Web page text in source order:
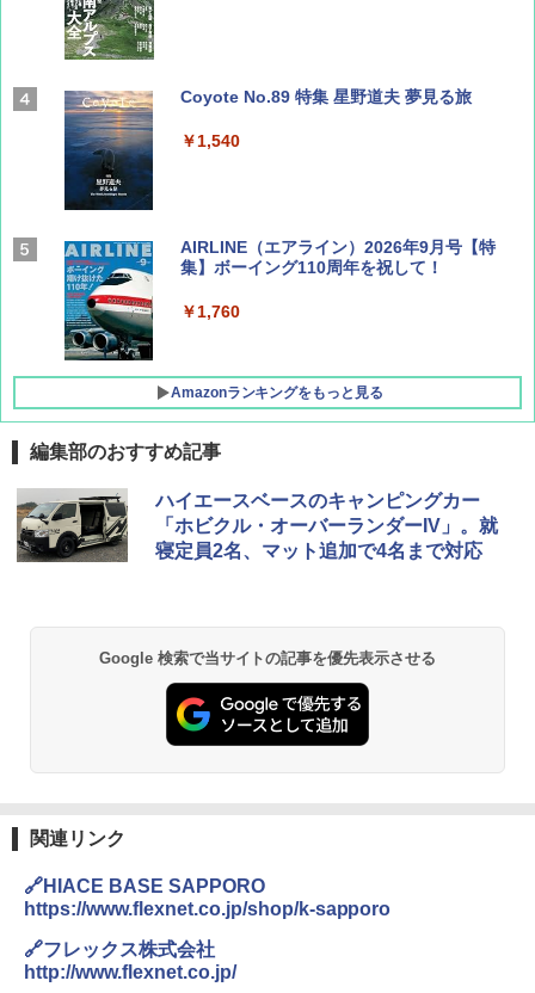
Coyote No.89 特集 星野道夫 夢見る旅
￥1,540
AIRLINE（エアライン）2026年9月号【特
集】ボーイング110周年を祝して！
￥1,760
Amazonランキングをもっと見る
D40 地球の歩き方 チェンマイ タイ北部の魅
力的な町 2026～2027 地球の歩き方D アジア
￥2,079
￥2,695
A26 地球の歩き方 チェコ ポーランド スロヴ
ァキア 2026～2027 地球の歩き方A ヨーロッ
パ
[キャンパーズコレクション 山善] ポップアッ
プテント 傘みたいに広げて畳める パッとサ
ッとサンシェード キューブ フルクローズ メ
ッシュ 簡単設置 ワンタッチテント キャンプ
PYKES PEAK (パイクスピーク) 着替えテン
ト プライバシー テント 【中が透けない】 1
人用 折りたたみ 防災グッズ 災害用トイレ ビ
ーチ ピクニック ポップアップテント 携帯 簡
ENDLESS BASE 《めざましテレビで紹介》
テント ワンタッチ RENEW 幅200 2-3人用 43
500002(89232)
￥5,999
DEWEL パラソル 大型 ビーチ アウトドアパ
ラソル ガーデン サイトシート付 折りたたみ
防水 UVカット 4段階高さ調整 軽量 収納袋付
き
熊撃退スプレー 熊よけスプレー 熊スプレー
【日本企業販売】超強力クマ対策スプレー 30
0ml（連続噴射30秒）110ml（連続噴射15
秒）射程5～10m 安全ロック搭載 携帯収納袋
付き ヒグマ・イノシシ対策 自治体・教育機
GRANDOOR ステンレス保冷剤 2個セット 2
026リニューアル 急速冷凍 空間倍増 衛生的
コンパクト 保冷力長持ち
編集部のおすすめ記事
ハイエースベースのキャンピングカー
「ホビクル・オーバーランダーIV」。就
寝定員2名、マット追加で4名まで対応
Google 検索で当サイトの記事を優先表示させる
関連リンク
🔗HIACE BASE SAPPORO
https://www.flexnet.co.jp/shop/k-sapporo
🔗フレックス株式会社
http://www.flexnet.co.jp/